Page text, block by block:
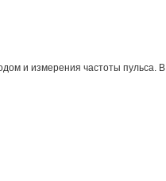
и измерения частоты пульса. В